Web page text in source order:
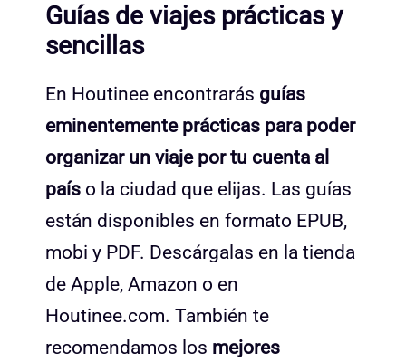
Guías de viajes prácticas y
sencillas
En Houtinee encontrarás guías
eminentemente prácticas para poder
organizar un viaje por tu cuenta al
país o la ciudad que elijas. Las guías
están disponibles en formato EPUB,
mobi y PDF. Descárgalas en la tienda
de Apple, Amazon o en
Houtinee.com. También te
recomendamos los mejores